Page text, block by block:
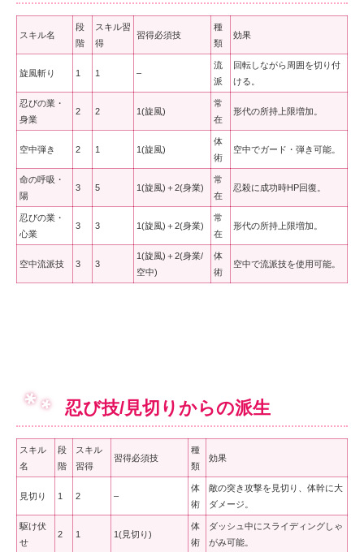
スキル名
段
階
スキル習
得
習得必須技
種
類
効果
旋風斬り 1 1 –
流
派
回転しながら周囲を切り付
ける。
忍びの業・
身業
2 2 1(旋風)
常
在
形代の所持上限増加。
空中弾き 2 1 1(旋風)
体
術
空中でガード・弾き可能。
命の呼吸・
陽
3 5 1(旋風)＋2(身業)
常
在
忍殺に成功時HP回復。
忍びの業・
心業
3 3 1(旋風)＋2(身業)
常
在
形代の所持上限増加。
空中流派技 3 3
1(旋風)＋2(身業/
空中)
体
術
空中で流派技を使用可能。
忍び技/見切りからの派生
スキル
名
段
階
スキル
習得
習得必須技
種
類
効果
見切り 1 2 –
体
術
敵の突き攻撃を見切り、体幹に大
ダメージ。
駆け伏
せ
2 1 1(見切り)
体
術
ダッシュ中にスライディングしゃ
がみ可能。